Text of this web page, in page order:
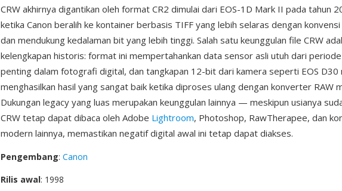
CRW akhirnya digantikan oleh format CR2 dimulai dari EOS-1D Mark II pada tahun
ketika Canon beralih ke kontainer berbasis TIFF yang lebih selaras dengan
dan mendukung kedalaman bit yang lebih tinggi. Salah satu keunggulan file CRW
kelengkapan historis: format ini mempertahankan data sensor asli utuh dari
penting dalam fotografi digital, dan tangkapan 12-bit dari kamera seperti EOS D30
menghasilkan hasil yang sangat baik ketika diproses ulang dengan konverter RAW
Dukungan legacy yang luas merupakan keunggulan lainnya — meskipun usianya
CRW tetap dapat dibaca oleh Adobe Lightroom, Photoshop, RawTherapee, dan
modern lainnya, memastikan negatif digital awal ini tetap dapat diakses.
Pengembang: Canon
Rilis awal: 1998